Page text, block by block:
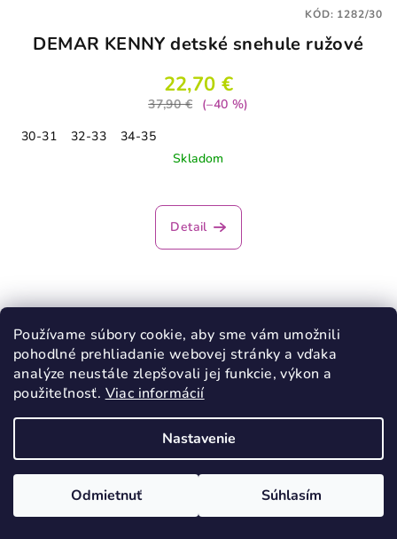
Používame súbory cookie, aby sme vám umožnili
pohodlné prehliadanie webovej stránky a vďaka
analýze neustále zlepšovali jej funkcie, výkon a
použiteľnosť. Viac informácií
Nastavenie
Odmietnuť Súhlasím
DEMAR KENNY detské snehule ružové
22,70 €
37,90 €
(–40 %)
30-31
32-33
34-35
Skladom
Detail
KÓD: 1282/30